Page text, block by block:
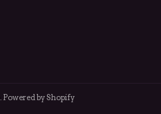
. Powered by Shopify